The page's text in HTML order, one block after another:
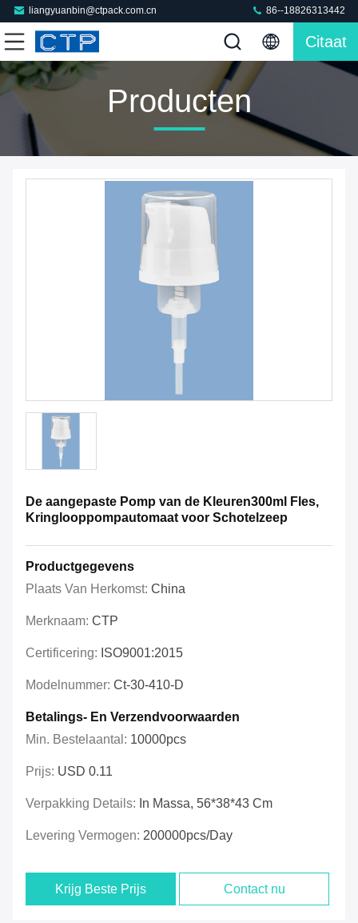
liangyuanbin@ctpack.com.cn 86--18826313442
Citaat
Producten
De aangepaste Pomp van de Kleuren300ml Fles,
Kringlooppompautomaat voor Schotelzeep
Productgegevens
Plaats Van Herkomst: China
Merknaam: CTP
Certificering: ISO9001:2015
Modelnummer: Ct-30-410-D
Betalings- En Verzendvoorwaarden
Min. Bestelaantal: 10000pcs
Prijs: USD 0.11
Verpakking Details: In Massa, 56*38*43 Cm
Levering Vermogen: 200000pcs/day
Krijg Beste Prijs Contact nu